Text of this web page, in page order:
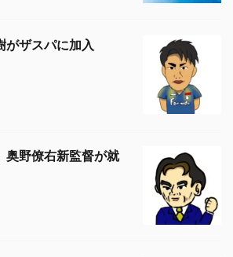
がザスパに加入
奥野僚右新監督が就